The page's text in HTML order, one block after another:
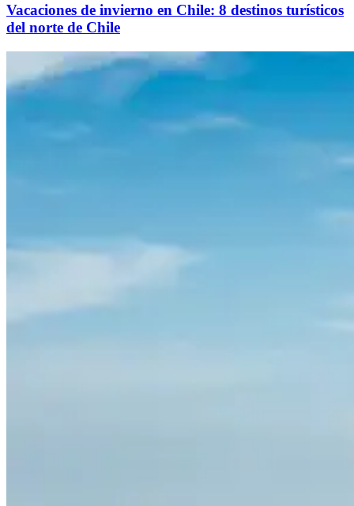
Vacaciones de invierno en Chile: 8 destinos turísticos
del norte de Chile